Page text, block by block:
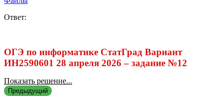
Ответ:
ОГЭ по информатике СтатГрад Вариант
ИН2590601 28 апреля 2026 – задание №12
Показать решение...
Предыдущий